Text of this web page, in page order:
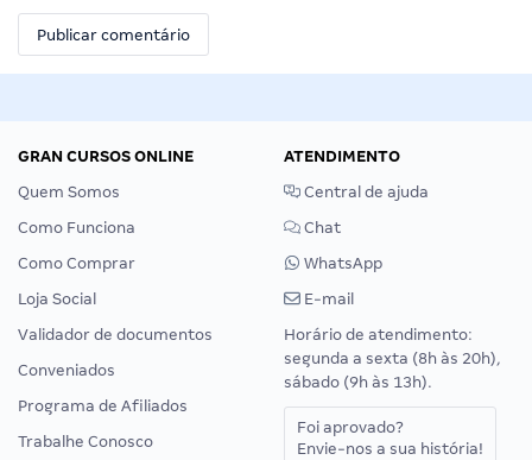
GRAN CURSOS ONLINE
Quem Somos
Como Funciona
Como Comprar
Loja Social
Validador de documentos
Conveniados
Programa de Afiliados
Trabalhe Conosco
ATENDIMENTO
Central de ajuda
Chat
WhatsApp
E-mail
Horário de atendimento:
segunda a sexta (8h às 20h),
sábado (9h às 13h).
Foi aprovado?
Envie-nos a sua história!